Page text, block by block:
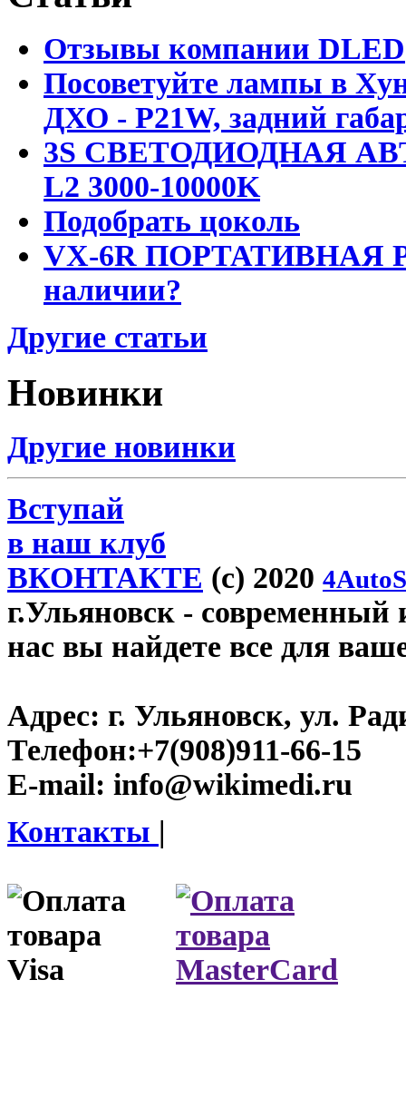
Отзывы компании DLED
Посоветуйте лампы в
ДХО - P21W, задний
3S СВЕТОДИОДНАЯ
L2 3000-10000K
Подобрать цоколь
VX-6R ПОРТАТИВНАЯ
наличии?
Другие статьи
Новинки
Другие новинки
Вступай
в наш клуб
ВКОНТАКТЕ (c) 2020
г.Ульяновск - современный
нас вы найдете все для
Адрес: г. Ульяновск, ул.
Телефон:+7(908)911-66-15
E-mail: info@wikimedi.ru
Контакты |